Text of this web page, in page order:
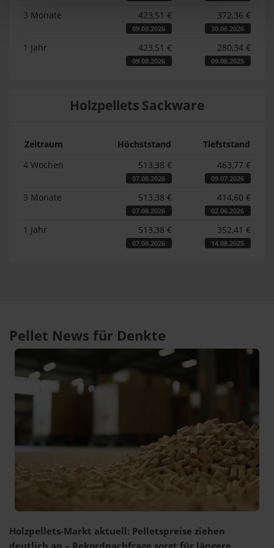
3 Monate 423,51 €
09.08.2026
372,36 €
30.06.2026
1 Jahr 423,51 €
09.08.2026
280,34 €
09.08.2025
Holzpellets Sackware
Zeitraum Höchststand
Tiefststand
4 Wochen
513,38 €
07.08.2026
463,77 €
09.07.2026
3 Monate 513,38 €
07.08.2026
414,60 €
02.06.2026
1 Jahr 513,38 €
07.08.2026
352,41 €
14.08.2025
Pellet News für Denkte
Holzpellets-Markt aktuell: Pelletspreise ziehen